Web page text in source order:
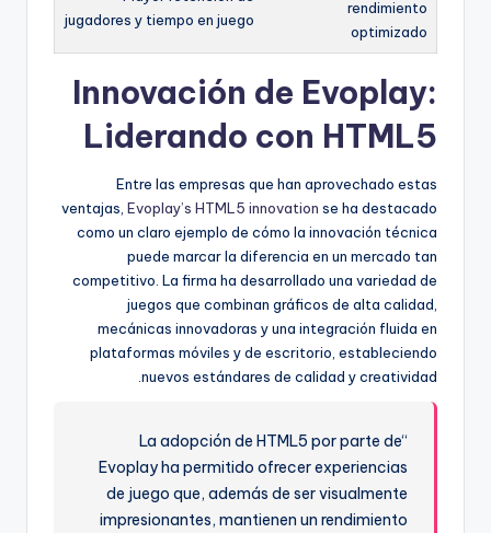
rendimiento
optimizado
jugadores y tiempo en juego
Innovación de Evoplay:
Liderando con HTML5
Entre las empresas que han aprovechado estas
ventajas, Evoplay’s HTML5 innovation se ha destacado
como un claro ejemplo de cómo la innovación técnica
puede marcar la diferencia en un mercado tan
competitivo. La firma ha desarrollado una variedad de
juegos que combinan gráficos de alta calidad,
mecánicas innovadoras y una integración fluida en
plataformas móviles y de escritorio, estableciendo
nuevos estándares de calidad y creatividad.
“La adopción de HTML5 por parte de
Evoplay ha permitido ofrecer experiencias
de juego que, además de ser visualmente
impresionantes, mantienen un rendimiento